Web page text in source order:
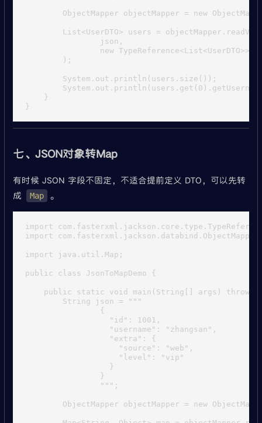
ObjectMapper objectMapper = new
List<UserDTO> users =
                json,
new TypeReference<List<UserDTO>>()
        );
        System.out.println(users.size());
    }
七、JSON对象转Map
有时候 JSON 字段不固定，不适合提前定义 DTO，可以先转
成
Map 。
import
import
import java.util.Map;
public class JsonToMapDemo {
public static void main(String[] args) throws
        String json = """
                {
                  "id": 1001,
                  "username": "zhangsan",
                  "extra": {
                    "source": "web",
                    "level": "vip"
                  }
                }
                """;
ObjectMapper objectMapper = new